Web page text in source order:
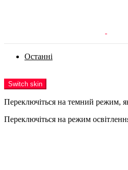
Останні
Switch skin
Переключіться на темний режим,
Переключіться на режим